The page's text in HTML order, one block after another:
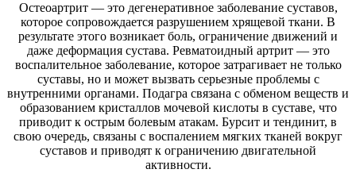
Остеоартрит — это дегенеративное заболевание суставов,
которое сопровождается разрушением хрящевой ткани. В
результате этого возникает боль, ограничение движений и
даже деформация сустава. Ревматоидный артрит — это
воспалительное заболевание, которое затрагивает не только
суставы, но и может вызвать серьезные проблемы с
внутренними органами. Подагра связана с обменом веществ и
образованием кристаллов мочевой кислоты в суставе, что
приводит к острым болевым атакам. Бурсит и тендинит, в
свою очередь, связаны с воспалением мягких тканей вокруг
суставов и приводят к ограничению двигательной
активности.